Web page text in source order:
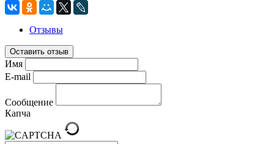
Отзывы
Оставить отзыв
Имя
E-mail
Сообщение
Капча